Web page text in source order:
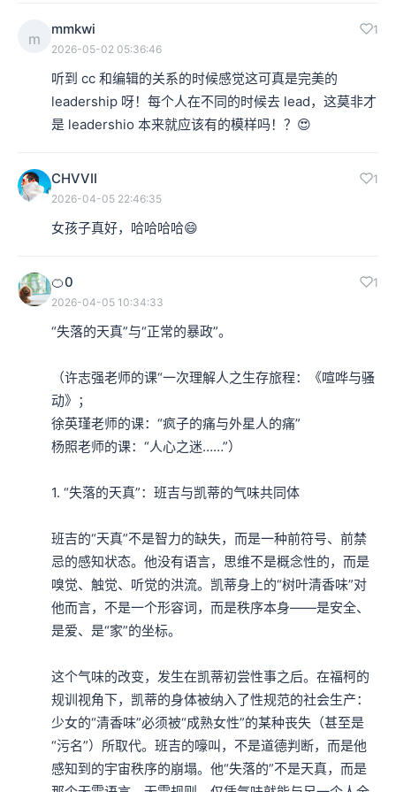
m
mmkwi 1
2026-05-02 05:36:46
听到 cc 和编辑的关系的时候感觉这可真是完美的
leadership 呀！每个人在不同的时候去 lead，这莫非才
是 leadershio 本来就应该有的模样吗！？😍
CHVVII 1
2026-04-05 22:46:35
女孩子真好，哈哈哈哈😄
🍊0 1
2026-04-05 10:34:33
“失落的天真”与“正常的暴政”。
（许志强老师的课“一次理解人之生存旅程：《喧哗与骚
动》；
徐英瑾老师的课：“疯子的痛与外星人的痛”
杨照老师的课：“人心之迷……”）
1. “失落的天真”：班吉与凯蒂的气味共同体
班吉的“天真”不是智力的缺失，而是一种前符号、前禁
忌的感知状态。他没有语言，思维不是概念性的，而是
嗅觉、触觉、听觉的洪流。凯蒂身上的“树叶清香味”对
他而言，不是一个形容词，而是秩序本身——是安全、
是爱、是“家”的坐标。
这个气味的改变，发生在凯蒂初尝性事之后。在福柯的
规训视角下，凯蒂的身体被纳入了性规范的社会生产：
少女的“清香味”必须被“成熟女性”的某种丧失（甚至是
“污名”）所取代。班吉的嚎叫，不是道德判断，而是他
感知到的宇宙秩序的崩塌。他“失落的”不是天真，而是